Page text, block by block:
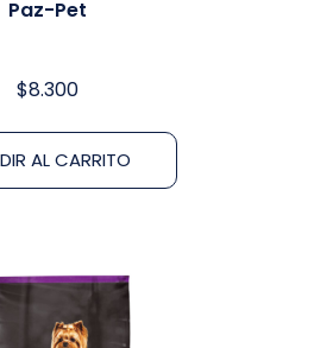
Paz-Pet
$8.300
AL CARRITO